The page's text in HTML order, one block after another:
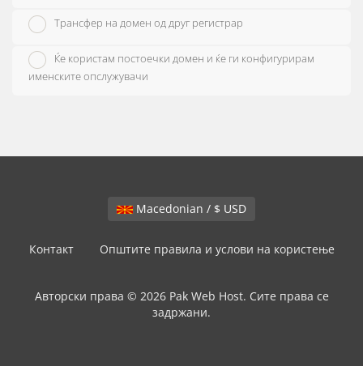
Трансфер на домен од друг регистрар
Ќе користам постоечки домен и ќе ги конфигурирам
именските опслужувачи
Macedonian / $ USD
Контакт Општите правила и услови на користење
Авторски права © 2026 Pak Web Host. Сите права се
задржани.